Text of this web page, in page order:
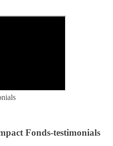
Fonds-testimonials